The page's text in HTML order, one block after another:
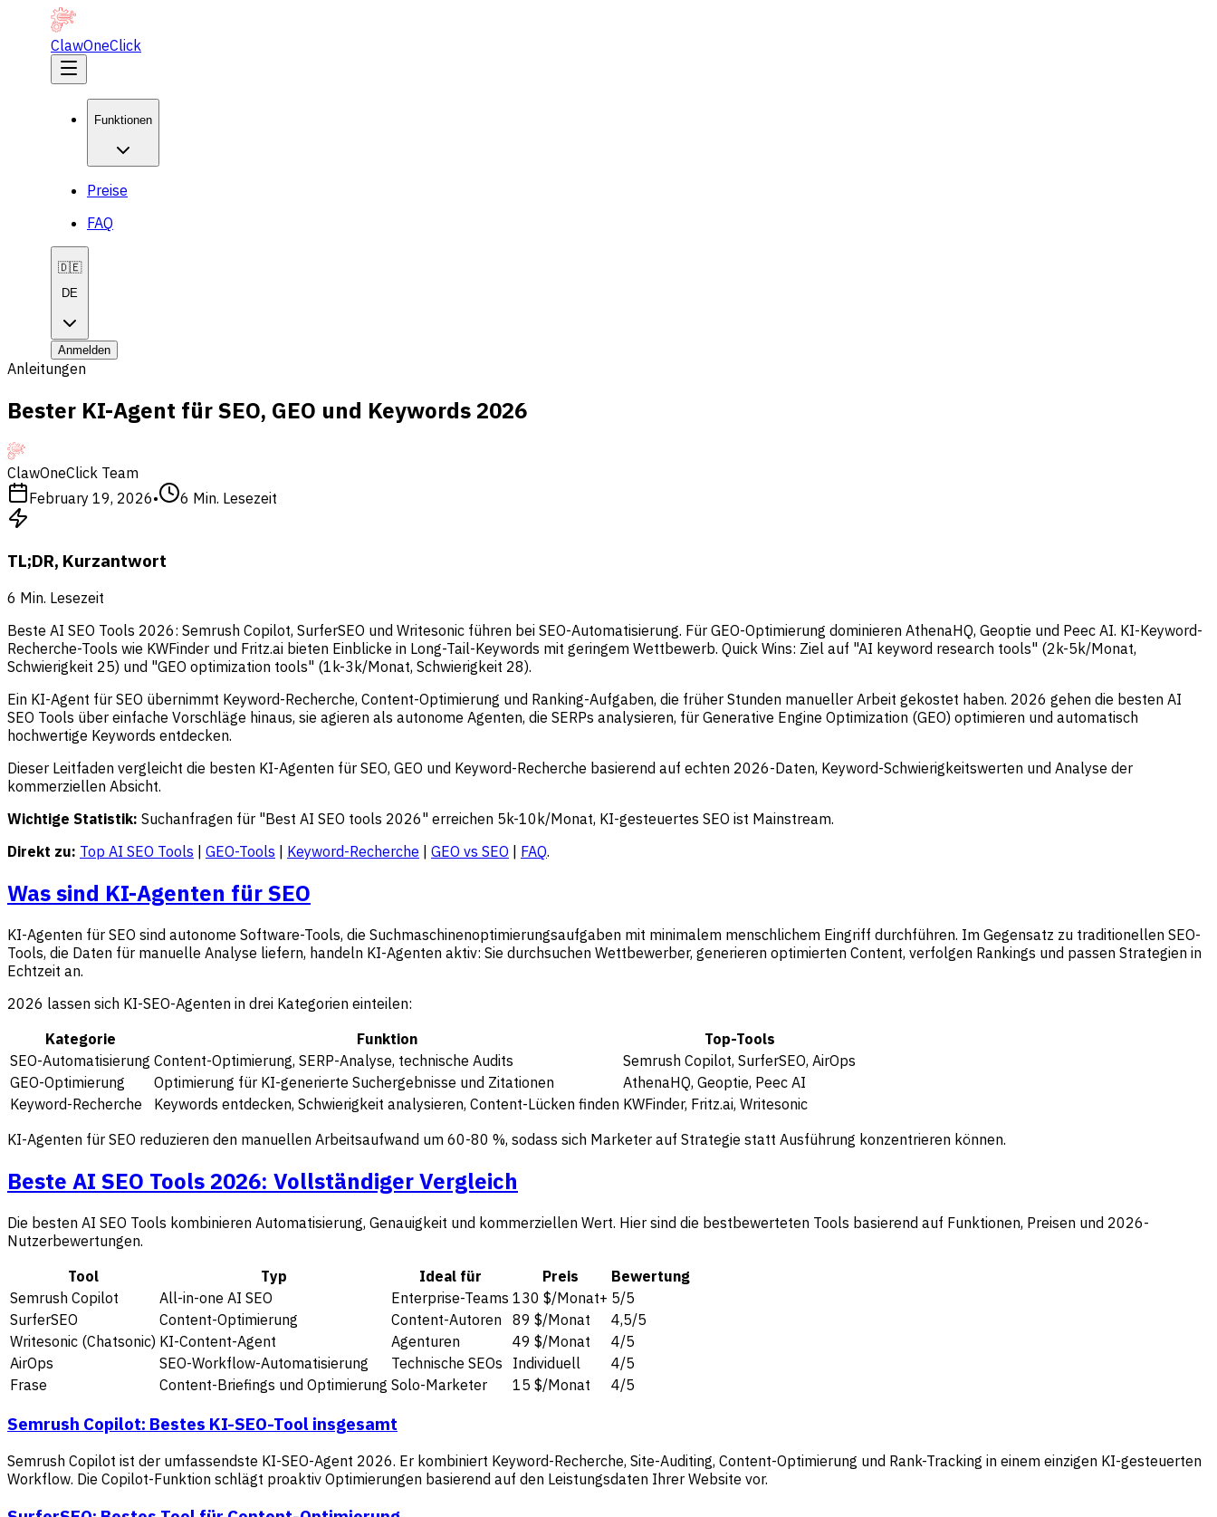
ClawOneClick
Funktionen
Preise
FAQ
🇩🇪
DE
Anmelden
Anleitungen
Bester KI-Agent für SEO, GEO und Keywords 2026
ClawOneClick Team
February 19, 2026• 6 Min. Lesezeit
TL;DR, Kurzantwort
6 Min. Lesezeit
Beste AI SEO Tools 2026: Semrush Copilot, SurferSEO und Writesonic führen bei SEO-Automatisierung. Für GEO-Optimierung dominieren AthenaHQ, Geoptie und Peec AI. KI-Keyword-
Recherche-Tools wie KWFinder und Fritz.ai bieten Einblicke in Long-Tail-Keywords mit geringem Wettbewerb. Quick Wins: Ziel auf "AI keyword research tools" (2k-5k/Monat,
Schwierigkeit 25) und "GEO optimization tools" (1k-3k/Monat, Schwierigkeit 28).
Ein KI-Agent für SEO übernimmt Keyword-Recherche, Content-Optimierung und Ranking-Aufgaben, die früher Stunden manueller Arbeit gekostet haben. 2026 gehen die besten AI
SEO Tools über einfache Vorschläge hinaus, sie agieren als autonome Agenten, die SERPs analysieren, für Generative Engine Optimization (GEO) optimieren und automatisch
hochwertige Keywords entdecken.
Dieser Leitfaden vergleicht die besten KI-Agenten für SEO, GEO und Keyword-Recherche basierend auf echten 2026-Daten, Keyword-Schwierigkeitswerten und Analyse der
kommerziellen Absicht.
Wichtige Statistik: Suchanfragen für "Best AI SEO tools 2026" erreichen 5k-10k/Monat, KI-gesteuertes SEO ist Mainstream.
Direkt zu: Top AI SEO Tools | GEO-Tools | Keyword-Recherche | GEO vs SEO | FAQ.
Was sind KI-Agenten für SEO
KI-Agenten für SEO sind autonome Software-Tools, die Suchmaschinenoptimierungsaufgaben mit minimalem menschlichem Eingriff durchführen. Im Gegensatz zu traditionellen SEO-
Tools, die Daten für manuelle Analyse liefern, handeln KI-Agenten aktiv: Sie durchsuchen Wettbewerber, generieren optimierten Content, verfolgen Rankings und passen Strategien in
Echtzeit an.
2026 lassen sich KI-SEO-Agenten in drei Kategorien einteilen:
Kategorie
Funktion
Top-Tools
SEO-Automatisierung Content-Optimierung, SERP-Analyse, technische Audits
Semrush Copilot, SurferSEO, AirOps
GEO-Optimierung
Optimierung für KI-generierte Suchergebnisse und Zitationen
AthenaHQ, Geoptie, Peec AI
Keyword-Recherche
Keywords entdecken, Schwierigkeit analysieren, Content-Lücken finden KWFinder, Fritz.ai, Writesonic
KI-Agenten für SEO reduzieren den manuellen Arbeitsaufwand um 60-80 %, sodass sich Marketer auf Strategie statt Ausführung konzentrieren können.
Beste AI SEO Tools 2026: Vollständiger Vergleich
Die besten AI SEO Tools kombinieren Automatisierung, Genauigkeit und kommerziellen Wert. Hier sind die bestbewerteten Tools basierend auf Funktionen, Preisen und 2026-
Nutzerbewertungen.
Tool
Typ Ideal für Preis
Bewertung
Semrush Copilot
All-in-one AI SEO Enterprise-Teams 130 $/Monat+ 5/5
SurferSEO
Content-Optimierung Content-Autoren 89 $/Monat
4,5/5
Writesonic (Chatsonic) KI-Content-Agent Agenturen 49 $/Monat
4/5
AirOps
SEO-Workflow-Automatisierung Technische SEOs Individuell
4/5
Frase
Content-Briefings und Optimierung Solo-Marketer 15 $/Monat 4/5
Semrush Copilot: Bestes KI-SEO-Tool insgesamt
Semrush Copilot ist der umfassendste KI-SEO-Agent 2026. Er kombiniert Keyword-Recherche, Site-Auditing, Content-Optimierung und Rank-Tracking in einem einzigen KI-gesteuerten
Workflow. Die Copilot-Funktion schlägt proaktiv Optimierungen basierend auf den Leistungsdaten Ihrer Website vor.